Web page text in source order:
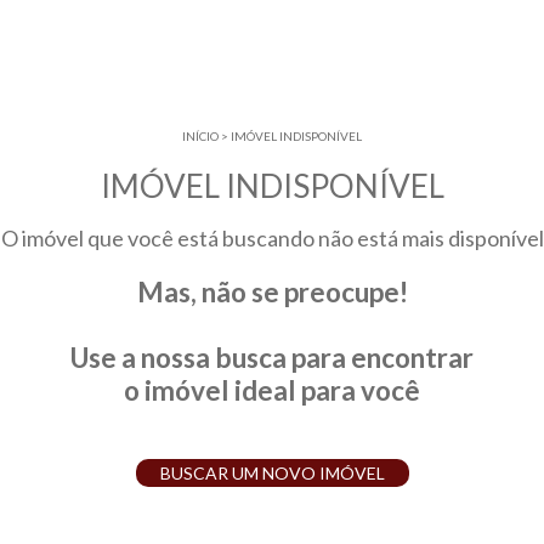
INÍCIO > IMÓVEL INDISPONÍVEL
IMÓVEL INDISPONÍVEL
O imóvel que você está buscando não está mais disponível
Mas, não se preocupe!
Use a nossa busca para encontrar
o imóvel ideal para você
BUSCAR UM NOVO IMÓVEL